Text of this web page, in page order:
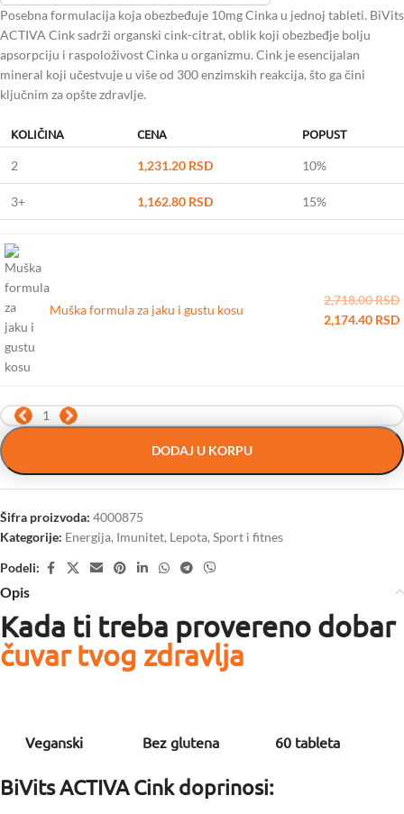
Posebna formulacija koja obezbeđuje 10mg Cinka u jednoj tableti. BiVits
ACTIVA Cink sadrži organski cink-citrat, oblik koji obezbeđje bolju
apsorpciju i raspoloživost Cinka u organizmu. Cink je esencijalan
mineral koji učestvuje u više od 300 enzimskih reakcija, što ga čini
ključnim za opšte zdravlje.
KOLIČINA CENA POPUST
2 1,231.20 RSD 10%
3+ 1,162.80 RSD 15%
Muška formula za jaku i gustu kosu
2,718.00RSD
2,174.40 RSD
DODAJ U KORPU
Šifra proizvoda: 4000875
Kategorije: Energija, Imunitet, Lepota, Sport i fitnes
Podeli:
Opis
Kada ti treba provereno dobar
čuvar tvog zdravlja
Veganski Bez glutena 60 tableta
BiVits ACTIVA Cink doprinosi: